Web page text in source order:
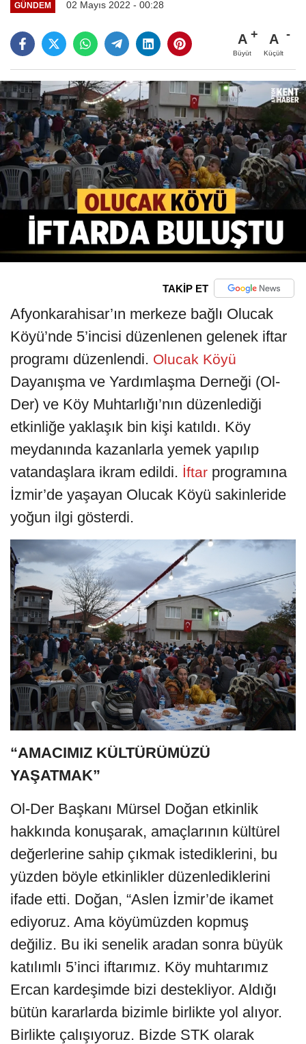
GÜNDEM 02 Mayıs 2022 - 00:28
A
Büyüt
A
Küçült
TAKİP ET
Afyonkarahisar’ın merkeze bağlı Olucak
Köyü’nde 5’incisi düzenlenen gelenek iftar
programı düzenlendi. Olucak Köyü
Dayanışma ve Yardımlaşma Derneği (Ol-
Der) ve Köy Muhtarlığı’nın düzenlediği
etkinliğe yaklaşık bin kişi katıldı. Köy
meydanında kazanlarla yemek yapılıp
vatandaşlara ikram edildi. İftar programına
İzmir’de yaşayan Olucak Köyü sakinleride
yoğun ilgi gösterdi.
“AMACIMIZ KÜLTÜRÜMÜZÜ
YAŞATMAK”
Ol-Der Başkanı Mürsel Doğan etkinlik
hakkında konuşarak, amaçlarının kültürel
değerlerine sahip çıkmak istediklerini, bu
yüzden böyle etkinlikler düzenlediklerini
ifade etti. Doğan, “Aslen İzmir’de ikamet
ediyoruz. Ama köyümüzden kopmuş
değiliz. Bu iki senelik aradan sonra büyük
katılımlı 5’inci iftarımız. Köy muhtarımız
Ercan kardeşimde bizi destekliyor. Aldığı
bütün kararlarda bizimle birlikte yol alıyor.
Birlikte çalışıyoruz. Bizde STK olarak